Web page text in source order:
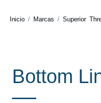
Inicio / Marcas / Superior
Bottom